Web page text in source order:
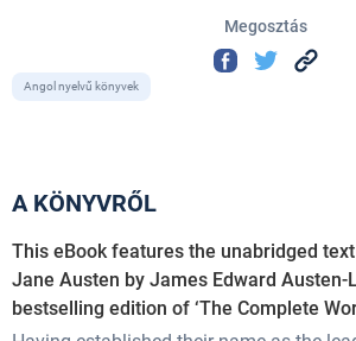
Megosztás
Angol nyelvű könyvek
A KÖNYVRŐL
This eBook features the unabridged
Jane Austen by James Edward Austen-
bestselling edition of ‘The Complete